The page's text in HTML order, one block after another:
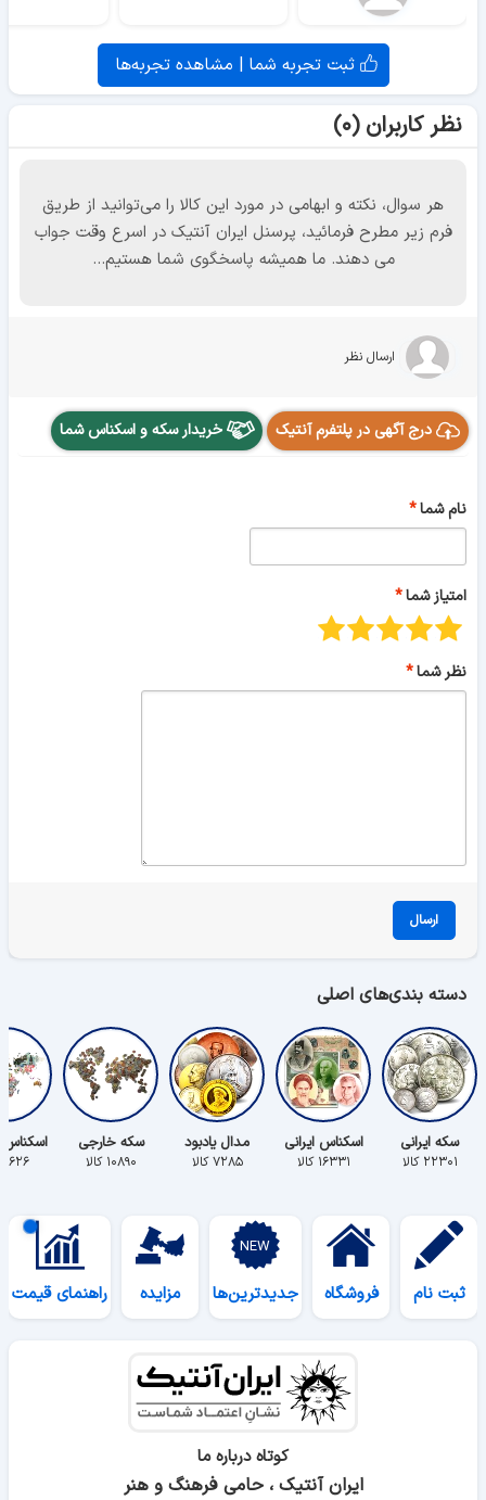
ثبت تجربه شما | مشاهده تجربه‌ها
نظر کاربران (۰)
هر سوال، نکته و ابهامی در مورد این کالا را می‌توانید از طریق
فرم زیر مطرح فرمائید، پرسنل ایران آنتیک در اسرع وقت جواب
می دهند. ما همیشه پاسخگوی شما هستیم...
ارسال نظر
درج آگهی در پلتفرم آنتیک خریدار سکه و اسکناس شما
نام شما
امتیاز شما
نظر شما
ارسال
دسته بندی‌های اصلی
سکه ایرانی
۲۲۳۰۱ کالا
اسکناس ایرانی
۱۶۳۳۱ کالا
مدال یادبود
۷۲۸۵ کالا
سکه خارجی
۱۰۸۹۰ کالا ۵۶۲۶ کالا
ثبت نام فروشگاه جدیدترین‌ها مزایده راهنمای قیمت
کوتاه درباره ما
ایران آنتیک ، حامی فرهنگ و هنر